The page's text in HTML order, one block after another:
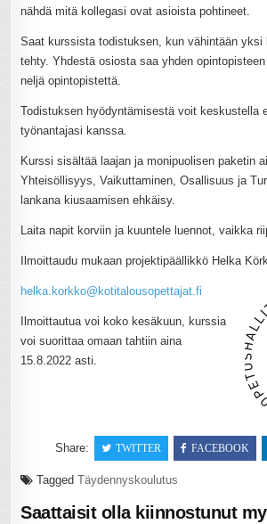
nähdä mitä kollegasi ovat asioista pohtineet.
Saat kurssista todistuksen, kun vähintään yksi
tehty. Yhdestä osiosta saa yhden
neljä opintopistettä.
Todistuksen hyödyntämisestä voit keskustella
työnantajasi kanssa.
Kurssi sisältää laajan ja monipuolisen paketin
Yhteisöllisyys, Vaikuttaminen, Osallisuus ja
lankana kiusaamisen ehkäisy.
Laita napit korviin ja kuuntele luennot, vaikka
Ilmoittaudu mukaan projektipäällikkö Helka
helka.korkko@kotitalousopettajat.fi
Ilmoittautua voi koko kesäkuun, kurssia
voi suorittaa omaan tahtiin aina
15.8.2022 asti.
Share: TWITTER FACEBOOK
TaggedTäydennyskoulutus
Saattaisit olla kiinnostunut